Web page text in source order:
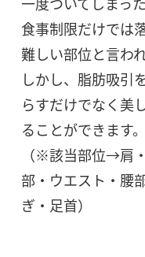
食事制限だけでは
難しい部位と言わ
しかし、脂肪吸引
らすだけでなく美
ることができます。
（※該当部位→肩
部・ウエスト・腰
ぎ・足首）